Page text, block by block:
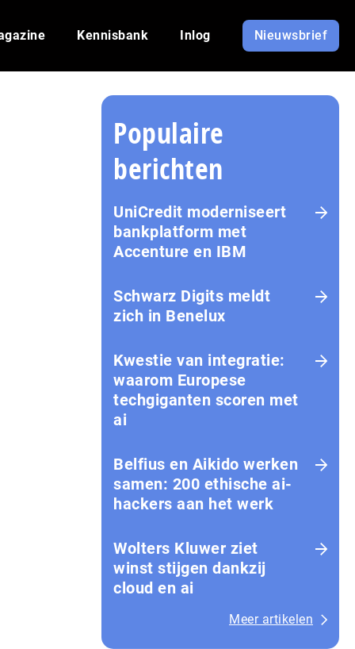
Kennisbank Inlog Nieuwsbrief
Populaire
berichten
UniCredit moderniseert
bankplatform met
Accenture en IBM
Schwarz Digits meldt
zich in Benelux
Kwestie van integratie:
waarom Europese
techgiganten scoren met
ai
Belfius en Aikido werken
samen: 200 ethische ai-
hackers aan het werk
Wolters Kluwer ziet
winst stijgen dankzij
cloud en ai
Meer artikelen